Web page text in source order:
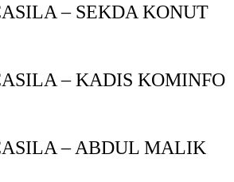
– SEKDA KONUT
– KADIS KOMINFO
– ABDUL MALIK